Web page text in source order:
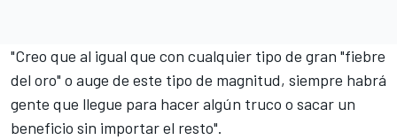
"Creo que al igual que con cualquier tipo de gran "fiebre
del oro" o auge de este tipo de magnitud, siempre habrá
gente que llegue para hacer algún truco o sacar un
beneficio sin importar el resto".